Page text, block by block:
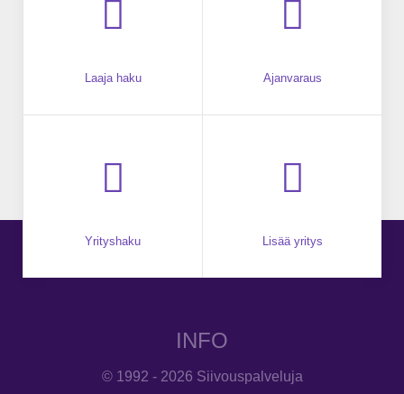
Laaja haku Ajanvaraus
Yrityshaku Lisää yritys
INFO
© 1992 - 2026 Siivouspalveluja